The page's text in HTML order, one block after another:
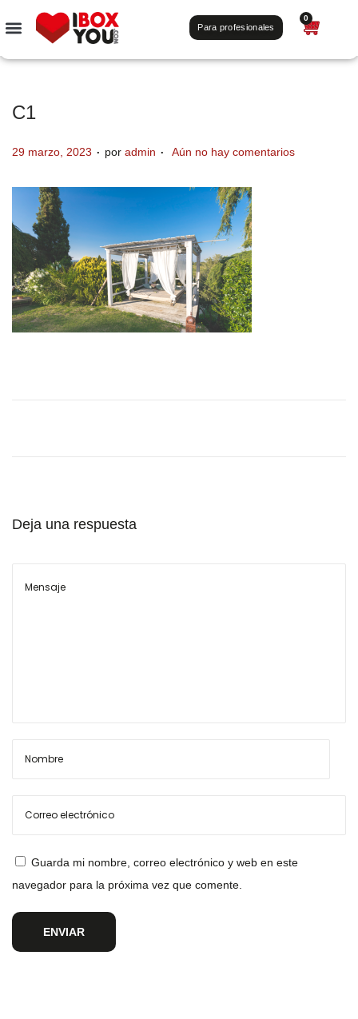
Para profesionales
0
C1
P
i
a
d
o
29 marzo, 2023 . por admin . Aún no hay comentarios
Deja una respuesta
Guarda mi nombre, correo electrónico y web en este
navegador para la próxima vez que comente.